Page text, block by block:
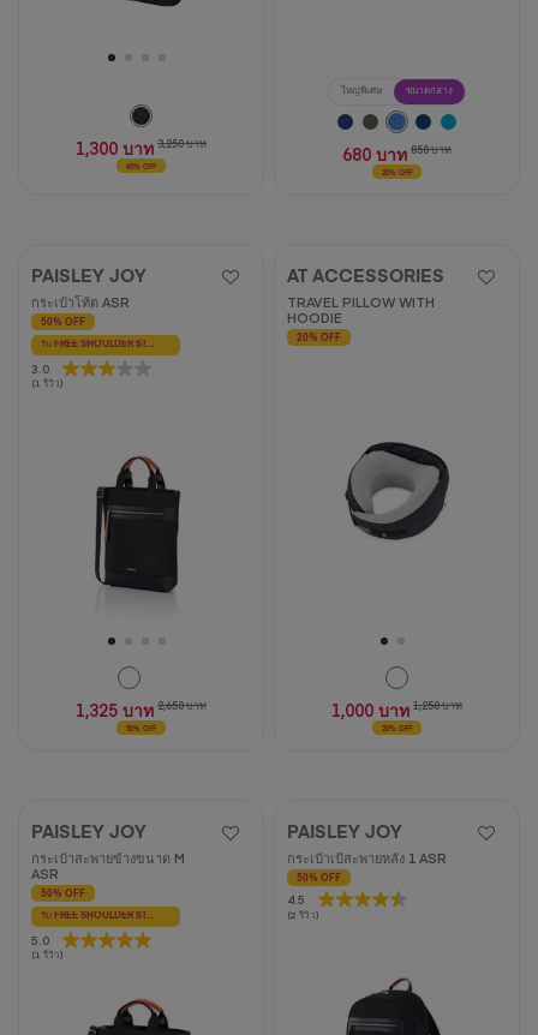
1,300 บาท 3,250 บาท
60% OFF
ใหญ่พิเศษ ขนาดกลาง
680 บาท 850 บาท
20% OFF
PAISLEY JOY
กระเป๋าโท้ต ASR
50% OFF
รับ FREE SHOULDER STRAP - G มูลค่า 450 บาท
3.0
(1 รีวิว)
3.0
จาก
1,325 บาท 2,650 บาท
50% OFF
AT ACCESSORIES
TRAVEL PILLOW WITH
HOODIE
20% OFF
1,000 บาท 1,250 บาท
20% OFF
PAISLEY JOY
กระเป๋าสะพายข้างขนาด M
ASR
50% OFF
รับ FREE SHOULDER STRAP - G มูลค่า 450 บาท
5.0
(1 รีวิว)
5.0
จาก
PAISLEY JOY
กระเป๋าเป้สะพายหลัง 1 ASR
50% OFF
4.5
(2 รีวิว)
4.5
จาก